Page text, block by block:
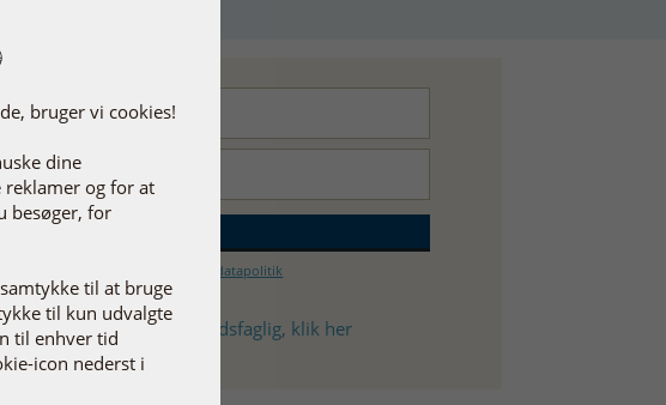
Læs mere om vores persondatapolitik
du behandler eller sundhedsfaglig, klik her
bruger vi cookies!
dine
reklamer og for at
besøger, for
samtykke til at bruge
til kun udvalgte
til enhver tid
icon nederst i